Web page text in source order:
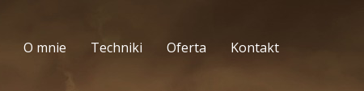
O mnie Techniki Oferta Kontakt